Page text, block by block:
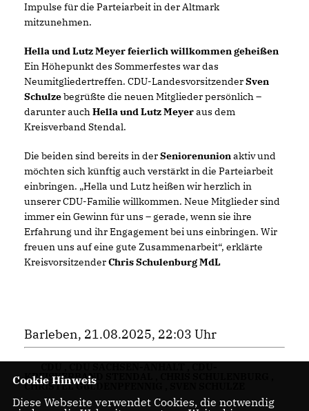
Impulse für die Parteiarbeit in der Altmark
mitzunehmen.
Hella und Lutz Meyer feierlich willkommen geheißen
Ein Höhepunkt des Sommerfestes war das
Neumitgliedertreffen. CDU-LandesvorsitzenderSven
Schulzebegrüßte die neuen Mitglieder persönlich –
darunter auchHella und Lutz Meyeraus dem
Kreisverband Stendal.
Die beiden sind bereits in derSeniorenunionaktiv und
möchten sich künftig auch verstärkt in die Parteiarbeit
einbringen. „Hella und Lutz heißen wir herzlich in
unserer CDU-Familie willkommen. Neue Mitglieder sind
immer ein Gewinn für uns – gerade, wenn sie ihre
Erfahrung und ihr Engagement bei uns einbringen. Wir
freuen uns auf eine gute Zusammenarbeit“, erklärte
KreisvorsitzenderChris Schulenburg MdL
Barleben, 21.08.2025, 22:03 Uhr
KREISVERBAND STENDAL
CHRISTEL GüLDENPFENNIG
Cookie Hinweis
Diese Webseite verwendet Cookies, die notwendig